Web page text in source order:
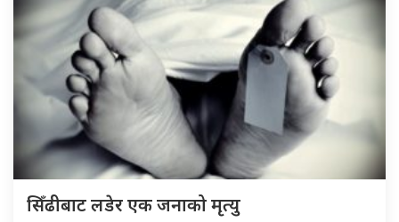
सिँढीबाट लडेर एक जनाको मृत्यु